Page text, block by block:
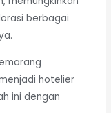
berbagai
hotelier
ini dengan